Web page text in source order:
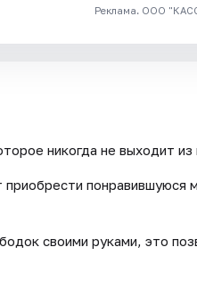
Реклама. ООО
никогда не выходит
понравившуюся
своими руками, это